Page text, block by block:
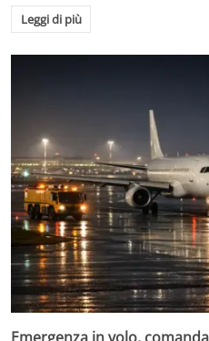
Leggi di più